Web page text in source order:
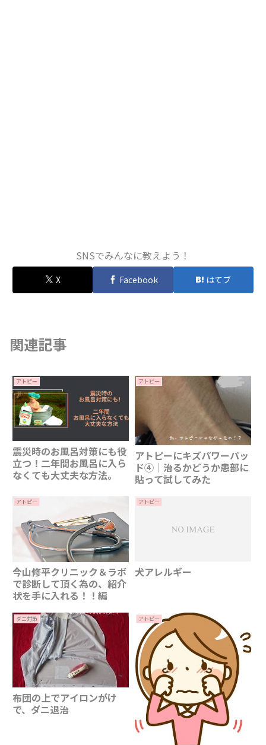
SNSでみんなに教えよう！
X Facebook はてブ
関連記事
アトピー
震災時のお風呂対策にも役
立つ！二年間お風呂に入ら
なくても大丈夫な方法。
アトピー
アトピーにキズパワーパッ
ド④｜治るかどうか患部に
貼って試してみた
アトピー
今山修平クリニック＆ラボ
で診断して頂く為の、紹介
状を手に入れる！！編
アトピー
犬アレルギー
ダニ対策
布団の上でアイロンがけ
で、ダニ退治
アトピー